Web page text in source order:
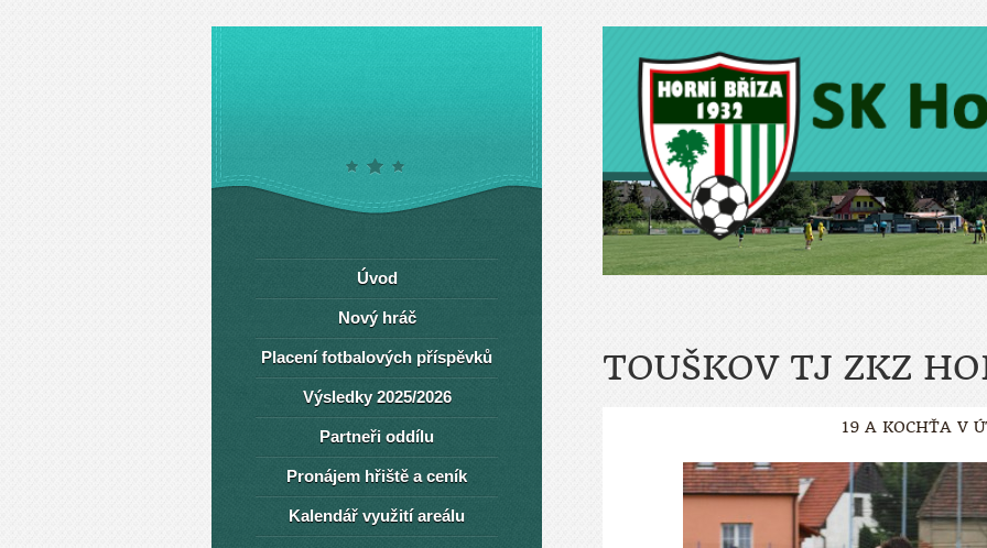
TOUŠKOV TJ ZKZ
19 A KOCHŤA V
Úvod
Nový hráč
Placení fotbalových příspěvků
Výsledky 2025/2026
Partneři oddílu
Pronájem hřiště a ceník
Kalendář využití areálu